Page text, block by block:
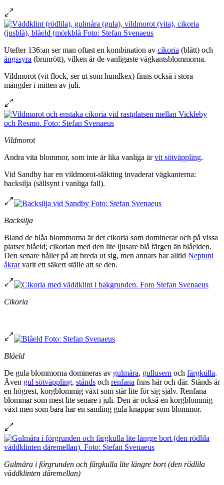
Utefter 136:an ser man oftast en kombination av cikoria (blått) och
ängssyra (brunrött), vilken är de vanligaste vägkantsblommorna.
Vildmorot (vit flock, ser ut som hundkex) finns också i stora
mängder i mitten av juli.
Vildmorot
Andra vita blommor, som inte är lika vanliga ärvit sötväppling.
Vid Sandby har en vildmorot-släkting invaderat vägkanterna:
backsilja (sällsynt i vanliga fall).
Backsilja
Bland de blåa blommorna är det cikoria som dominerar och på vissa
platser blåeld; cikorian med den lite ljusare blå färgen än blåelden.
Den senare håller på att breda ut sig, men annars har alltid Neptuni
åkrarvarit ett säkert ställe att se den.
Cikoria
Blåeld
De gula blommorna domineras av gulmåra, gullusern och färgkulla.
Även gul sötväppling, stånds och renfana fnns här och där. Stånds är
en högrest, korgblommig växt som står lite för sig själv. Renfana
blommar som mest lite senare i juli. Den är också en korgblommig
växt men som bara har en samling gula knappar som blommor.
Gulmåra i förgrunden och färgkulla lite längre bort (den rödlila
väddklinten däremellan)